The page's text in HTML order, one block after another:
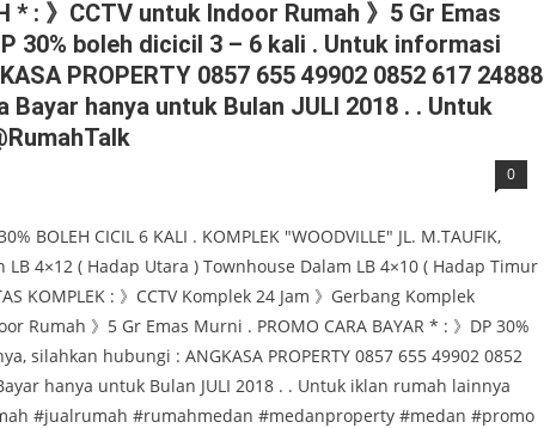
* : 》CCTV untuk Indoor Rumah 》5 Gr Emas
30% boleh dicicil 3 – 6 kali . Untuk informasi
PROPERTY 0857 655 49902 0852 617 24888
hanya untuk Bulan JULI 2018 . . Untuk
0
BOLEH CICIL 6 KALI . KOMPLEK "WOODVILLE" JL. M.TAUFIK,
LB 4×12 ( Hadap Utara ) Townhouse Dalam LB 4×10 ( Hadap Timur
KOMPLEK : 》CCTV Komplek 24 Jam 》Gerbang Komplek
Rumah 》5 Gr Emas Murni . PROMO CARA BAYAR * : 》DP 30%
silahkan hubungi : ANGKASA PROPERTY 0857 655 49902 0852
hanya untuk Bulan JULI 2018 . . Untuk iklan rumah lainnya
#jualrumah #rumahmedan #medanproperty #medan #promo